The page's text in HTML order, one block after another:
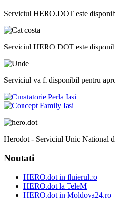
Serviciul HERO.DOT este
Serviciul HERO.DOT este
Serviciul va fi disponibil pentru
Herodot - Serviciul Unic National
Noutati
HERO.dot in fluierul.ro
HERO.dot la TeleM
HERO.dot in Moldova24.ro